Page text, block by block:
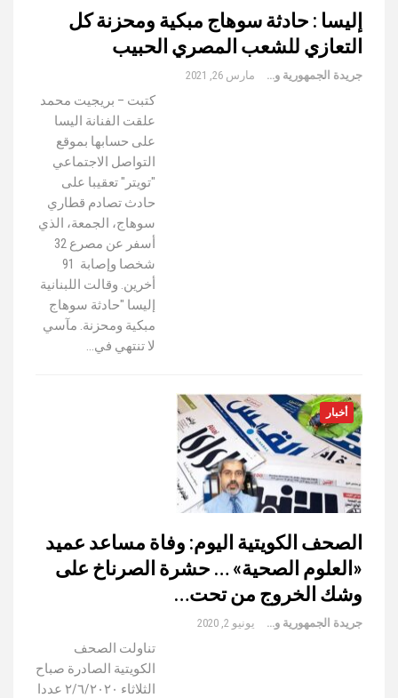
إليسا : حادثة سوهاج مبكية ومحزنة كل
التعازي للشعب المصري الحبيب
جريدة الجمهورية والعالم مارس 26, 2021
كتبت – بريجيت محمد
علقت الفنانة اليسا
على حسابها بموقع
التواصل الاجتماعي
"تويتر" تعقيبا على
حادث تصادم قطاري
سوهاج، الجمعة، الذي
أسفر عن مصرع 32
شخصا وإصابة 91
أخرين. وقالت اللبنانية
إليسا "حادثة سوهاج
مبكية ومحزنة. مآسي
لا تنتهي في…
أخبار
الصحف الكويتية اليوم: وفاة مساعد عميد
«العلوم الصحية» … حشرة الصرناخ على
وشك الخروج من تحت…
جريدة الجمهورية والعالم يونيو 2, 2020
تناولت الصحف
الكويتية الصادرة صباح
الثلاثاء ٢/٦/٢٠٢٠ عددا